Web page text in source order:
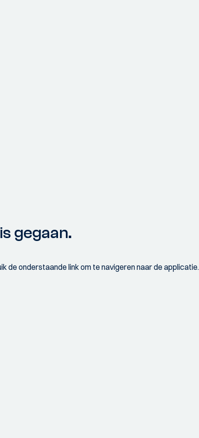
gegaan.
de onderstaande link om te navigeren naar de applicatie.